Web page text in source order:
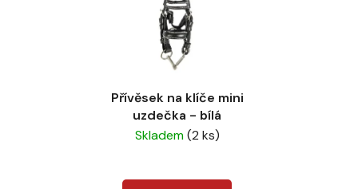
Přívěsek na klíče mini
uzdečka - bílá
Skladem(2 ks)